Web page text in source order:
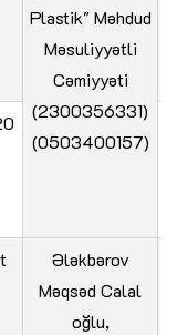
Plastik" Məhdud
Məsuliyyətli
Cəmiyyəti
(2300356331)
(0503400157)
Ələkbərov
Məqsəd Calal
oğlu,